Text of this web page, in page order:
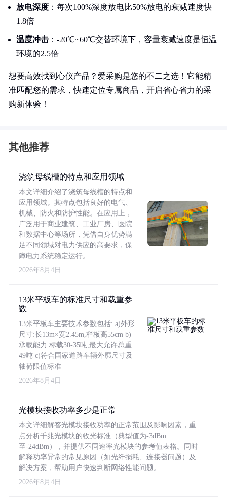
放电深度 ：每次100%深度放电比50%放电的衰减速度快
1.8倍
温度冲击 ：-20℃~60℃交替环境下，容量衰减速度是恒温
环境的2.5倍
想要高效找到心仪产品？爱采购是您的不二之选！它能精
准匹配您的需求，快速定位专属商品，开启省心省力的采
购新体验！
其他推荐
浇筑母线槽的特点和应用领域
本文详细介绍了浇筑母线槽的特点和
应用领域。其特点包括良好的电气、
机械、防火和防护性能。在应用上，
广泛用于商业建筑、工业厂房、医院
和数据中心等场所，凭借自身优势满
足不同领域对电力供应的高要求，保
障电力系统稳定运行。
2026年8月4日
13米平板车的标准尺寸和载重参
数
13米平板车主要技术参数包括: a)外形
尺寸:长13m×宽2.45m,栏板高55cm b)
承载能力:标载30-35吨,最大允许总重
49吨 c)符合国家道路车辆外廓尺寸及
轴荷限值标准
2026年8月4日
光模块接收功率多少是正常
本文详细解答光模块接收功率的正常范围及影响因素，重
点分析千兆光模块的收光标准（典型值为-3dBm
至-24dBm），并提供不同速率光模块的参考值表格。同时
解释功率异常的常见原因（如光纤损耗、连接器问题）及
解决方案，帮助用户快速判断网络性能问题。
2026年8月4日